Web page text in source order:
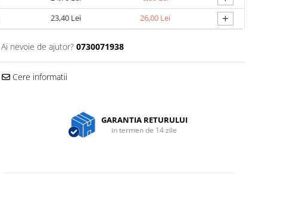
23,40 Lei 26,00 Lei +
Ai nevoie de ajutor? 0730071938
Cere informatii
GARANTIA RETURULUI
in termen de 14 zile